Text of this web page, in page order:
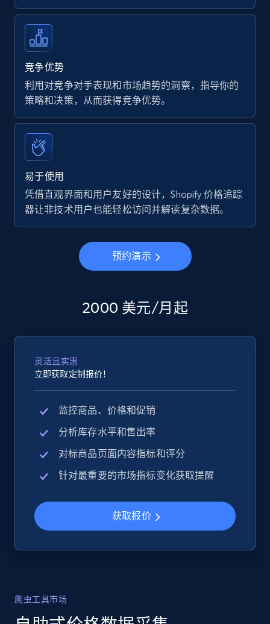
竞争优势
利用对竞争对手表现和市场趋势的洞察，指导你的
策略和决策，从而获得竞争优势。
易于使用
凭借直观界面和用户友好的设计，Shopify 价格追踪
器让非技术用户也能轻松访问并解读复杂数据。
预约演示
2000 美元/月起
灵活且实惠
立即获取定制报价！
监控商品、价格和促销
分析库存水平和售出率
对标商品页面内容指标和评分
针对最重要的市场指标变化获取提醒
获取报价
爬虫工具市场